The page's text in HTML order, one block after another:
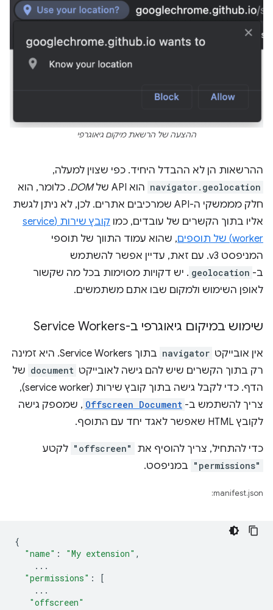
ההצעה של הרשאת מיקום גיאוגרפי
ההרשאות הן לא ההבדל היחיד. כפי שצוין למעלה,
navigator.geolocation הוא API של DOM. כלומר, הוא
חלק מממשקי ה-API שמרכיבים אתרים. לכן, לא ניתן לגשת
אליו בתוך הקשרים של עובדים, כמו
קובץ שירות (service
worker) של תוספים
, שהוא עמוד התווך של תוספי
המניפסט v3. עם זאת, עדיין אפשר להשתמש
ב- geolocation . יש דקויות מסוימות בכל מה שקשור
לאופן השימוש ולמקום שבו אתם משתמשים.
שימוש במיקום גיאוגרפי ב-Service Workers
אין אובייקט navigator
בתוך Service Workers. היא זמינה
רק בתוך הקשרים שיש להם גישה לאובייקט document של
הדף. כדי לקבל גישה בתוך קובץ שירות (service worker),
צריך להשתמש ב- Offscreen Document , שמספק גישה
לקובץ HTML שאפשר לאגד יחד עם התוסף.
כדי להתחיל, צריך להוסיף את "offscreen" לקטע
"permissions" במניפסט.
manifest.json:
{
"name" : "My extension" ,
...
"permissions" :
[
...
"offscreen"